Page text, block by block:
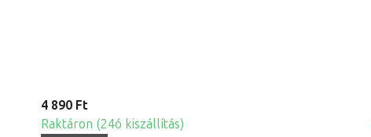
4 890 Ft
Raktáron (24ó kiszállítás)